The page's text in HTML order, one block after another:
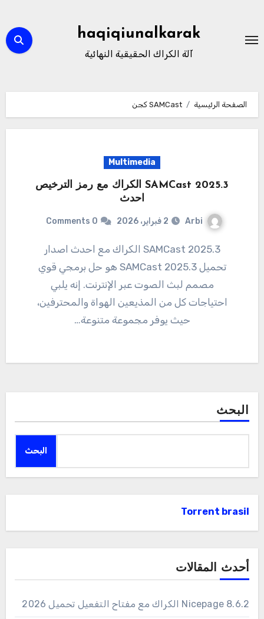
المحتوى
haqiqiunalkarak
آلة الكراك الحقيقية النهائية
الصفحة الرئيسية SAMCast كجن
Multimedia
SAMCast 2025.3 الكراك مع رمز الترخيص
احدث
Arbi 2 فبراير، 2026 0 Comments
2025.3 SAMCast الكراك مع احدث اصدار
تحميل 2025.3 SAMCast هو حل برمجي قوي
مصمم لبث الصوت عبر الإنترنت. إنه يلبي
احتياجات كل من المذيعين الهواة والمحترفين،
حيث يوفر مجموعة متنوعة…
البحث
البحث
Torrent brasil
أحدث المقالات
Nicepage 8.6.2 الكراك مع مفتاح التفعيل تحميل 2026